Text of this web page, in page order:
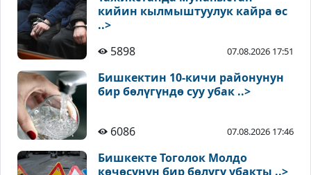
кийин кылмыштуулук кайра өс
..>
5898
07.08.2026 17:51
Бишкектин 10-кичи районунун
бир бөлүгүндө суу убак ..>
6086 07.08.2026 17:46
Бишкекте Тоголок Молдо
көчөсүнүн бир бөлүгү убакты ..>